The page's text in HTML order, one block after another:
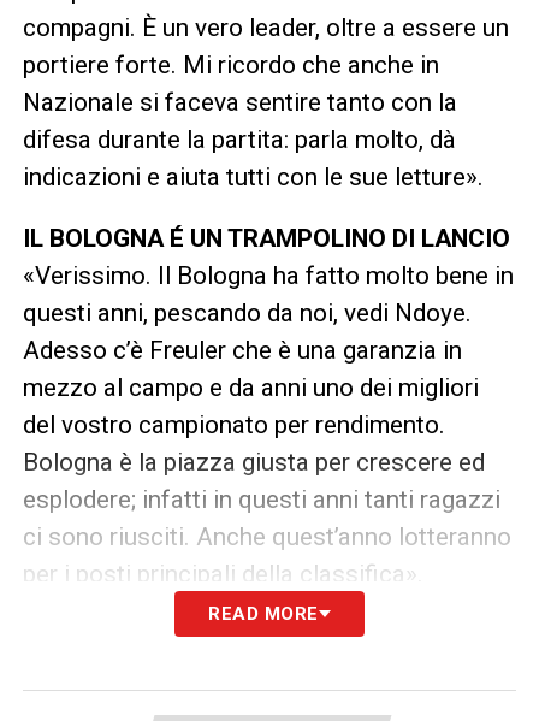
compagni. È un vero leader, oltre a essere un
portiere forte. Mi ricordo che anche in
Nazionale si faceva sentire tanto con la
difesa durante la partita: parla molto, dà
indicazioni e aiuta tutti con le sue letture».
IL BOLOGNA É UN TRAMPOLINO DI LANCIO
«Verissimo. Il Bologna ha fatto molto bene in
questi anni, pescando da noi, vedi Ndoye.
Adesso c’è Freuler che è una garanzia in
mezzo al campo e da anni uno dei migliori
del vostro campionato per rendimento.
Bologna è la piazza giusta per crescere ed
esplodere; infatti in questi anni tanti ragazzi
ci sono riusciti. Anche quest’anno lotteranno
per i posti principali della classifica».
«È stato sfortunato per via
davvero forte e farà una grande carriera. La
READ MORE